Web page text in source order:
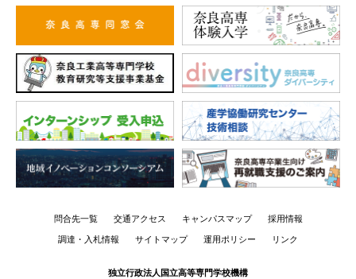
問合先一覧 交通アクセス キャンパスマップ 採用情報
調達・入札情報 サイトマップ 運用ポリシー リンク
独立行政法人国立高等専門学校機構